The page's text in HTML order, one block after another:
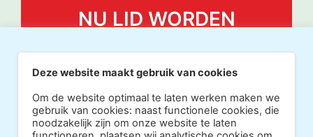
NU LID WORDEN
Deze website maakt gebruik van cookies
Om de website optimaal te laten werken maken we
gebruik van cookies: naast functionele cookies, die
noodzakelijk zijn om onze website te laten